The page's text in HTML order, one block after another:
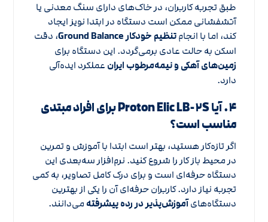
طبق تجربه کاربران، در خاک‌های دارای سنگ معدنی یا
آتشفشانی ممکن است دستگاه در ابتدا نویز ایجاد
کند، اما با انجامتنظیم خودکار Ground Balance
، دقت
اسکن به حالت عادی برمی‌گردد. این دستگاه برای
زمین‌های آهکی و نیمه‌مرطوب ایران عملکرد ایده‌آلی
دارد.
۴. آیا Proton Elic LB-۲S برای افراد مبتدی
مناسب است؟
اگر تازه‌کار هستید، بهتر است ابتدا با آموزش و تمرین
در محیط باز کار را شروع کنید. نرم‌افزار سه‌بعدی این
دستگاه حرفه‌ای است و برای درک کامل تصاویر، به کمی
تجربه نیاز دارد. کاربران حرفه‌ای آن را یکی از بهترین
دستگاه‌هایآموزش‌پذیر در رده پیشرفته می‌دانند.